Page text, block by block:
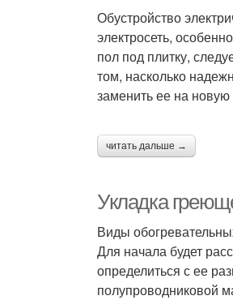
Обустройство
электросеть,
пол под плитку,
том, насколько
заменить ее на
читать дальше →
Укладка
Виды
Для начала будет
определиться с ее
полупроводниковой